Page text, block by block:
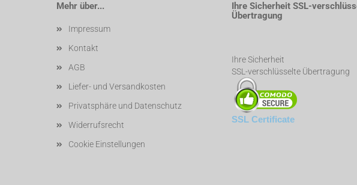
Mehr über...
Impressum
Kontakt
AGB
Liefer- und Versandkosten
Privatsphäre und Datenschutz
Widerrufsrecht
Cookie Einstellungen
Ihre Sicherheit SSL-
Übertragung
Ihre Sicherheit
SSL-verschlüsselte Übertragung
SSL Certificate